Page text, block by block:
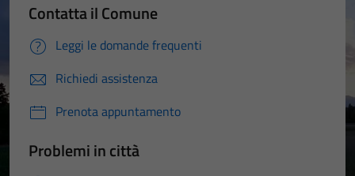
Contatta il Comune
Leggi le domande frequenti
Richiedi assistenza
Prenota appuntamento
Problemi in città